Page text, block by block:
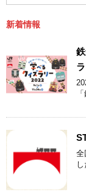
新着情報
全